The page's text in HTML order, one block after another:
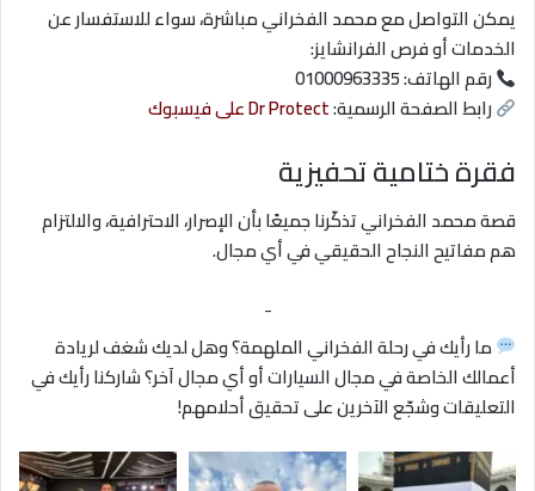
يمكن التواصل مع محمد الفخراني مباشرة، سواء للاستفسار عن
الخدمات أو فرص الفرانشايز:
رقم الهاتف: 01000963335
رابط الصفحة الرسمية:Dr Protect على فيسبوك
فقرة ختامية تحفيزية
قصة محمد الفخراني تذكّرنا جميعًا بأن الإصرار، الاحترافية، والالتزام
هم مفاتيح النجاح الحقيقي في أي مجال.
-
ما رأيك في رحلة الفخراني الملهمة؟ وهل لديك شغف لريادة
أعمالك الخاصة في مجال السيارات أو أي مجال آخر؟ شاركنا رأيك في
التعليقات وشجّع الآخرين على تحقيق أحلامهم!